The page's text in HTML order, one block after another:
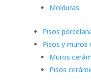
Molduras
Pisos
Pisos y muros
Muros
Pisos